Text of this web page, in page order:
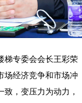
专委会会长王彩荣
场经济竞争和市场冲
，变压力为动力，